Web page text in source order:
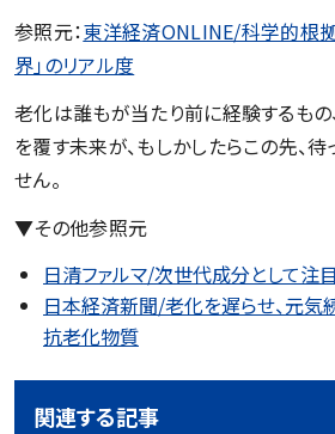
参照元：東洋経済ONLINE/科学的根
界｣のリアル度
老化は誰もが当たり前に経験するもの
を覆す未来が、もしかしたらこの先、
せん。
▼その他参照元
日清ファルマ/次世代成分として注目
日本経済新聞/老化を遅らせ、元
抗老化物質
関連する記事